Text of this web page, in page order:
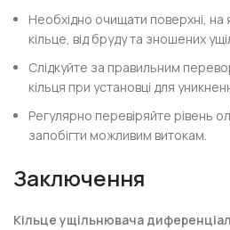
Необхідно очищати поверхні, на
кільце, від бруду та зношених
Слідкуйте за правильним
кільця при установці для
Регулярно перевіряйте рівень
запобігти можливим витокам.
Заключення
Кільце ущільнювача